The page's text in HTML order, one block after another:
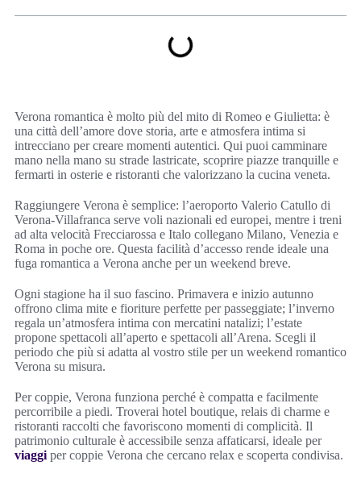
Verona romantica è molto più del mito di Romeo e Giulietta: è
una città dell’amore dove storia, arte e atmosfera intima si
intrecciano per creare momenti autentici. Qui puoi camminare
mano nella mano su strade lastricate, scoprire piazze tranquille e
fermarti in osterie e ristoranti che valorizzano la cucina veneta.
Raggiungere Verona è semplice: l’aeroporto Valerio Catullo di
Verona-Villafranca serve voli nazionali ed europei, mentre i treni
ad alta velocità Frecciarossa e Italo collegano Milano, Venezia e
Roma in poche ore. Questa facilità d’accesso rende ideale una
fuga romantica a Verona anche per un weekend breve.
Ogni stagione ha il suo fascino. Primavera e inizio autunno
offrono clima mite e fioriture perfette per passeggiate; l’inverno
regala un’atmosfera intima con mercatini natalizi; l’estate
propone spettacoli all’aperto e spettacoli all’Arena. Scegli il
periodo che più si adatta al vostro stile per un weekend romantico
Verona su misura.
Per coppie, Verona funziona perché è compatta e facilmente
percorribile a piedi. Troverai hotel boutique, relais di charme e
ristoranti raccolti che favoriscono momenti di complicità. Il
patrimonio culturale è accessibile senza affaticarsi, ideale per
viaggi per coppie Verona che cercano relax e scoperta condivisa.